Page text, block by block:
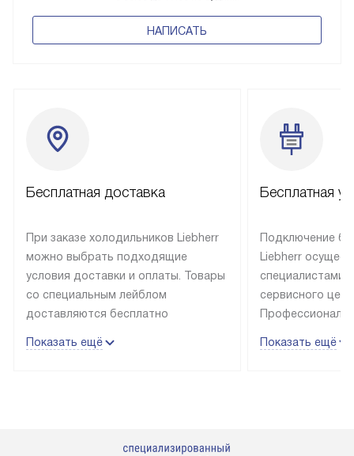
НАПИСАТЬ
Бесплатная доставка
При заказе холодильников Liebherr
можно выбрать подходящие
условия доставки и оплаты. Товары
со специальным лейблом
доставляются бесплатно
до подъезда, выезд за МКАД
в Санкт-Петербург и другие
Показать ещё
Бесплатная
Подключение
Liebherr
специалистами
сервисного
эксплуатации
Показать ещё